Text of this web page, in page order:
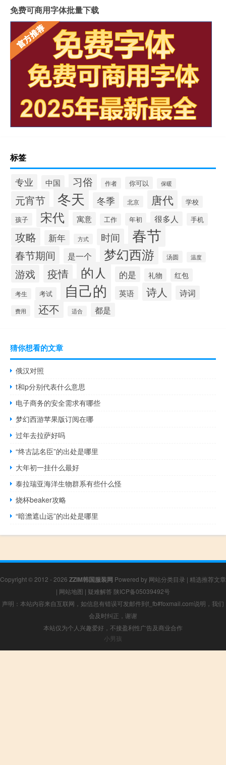
免费可商用字体批量下载
标签
专业 中国 习俗 作者 你可以 保暖
元宵节 冬天 冬季 北京 唐代 学校
孩子 宋代 寓意 工作 年初 很多人 手机
攻略 新年 方式 时间 春节
春节期间 是一个 梦幻西游 汤圆 温度
游戏 疫情 的人 的是 礼物 红包
考生 考试 自己的 英语 诗人 诗词
费用 还不 适合 都是
猜你想看的文章
俄汉对照
t和p分别代表什么意思
电子商务的安全需求有哪些
梦幻西游苹果版订阅在哪
过年去拉萨好吗
“终古誌名臣”的出处是哪里
大年初一挂什么最好
泰拉瑞亚海洋生物群系有些什么怪
烧杯beaker攻略
“暗澹遮山远”的出处是哪里
Copyright © 2012 - 2026 ZZIM韩国服装网 Powered by 网站分类目录 | 精选推荐文章
| 网站地图 | 疑难解答 陕ICP备05039492号
声明：本站内容来自互联网，如信息有错误可发邮件到f_fb#foxmail.com说明，我们
会及时纠正，谢谢
本站仅为个人兴趣爱好，不接盈利性广告及商业合作
小男孩